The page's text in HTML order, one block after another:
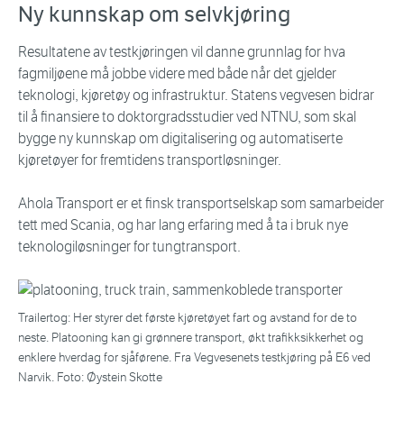
Ny kunnskap om selvkjøring
Resultatene av testkjøringen vil danne grunnlag for hva
fagmiljøene må jobbe videre med både når det gjelder
teknologi, kjøretøy og infrastruktur. Statens vegvesen bidrar
til å finansiere to doktorgradsstudier ved NTNU, som skal
bygge ny kunnskap om digitalisering og automatiserte
kjøretøyer for fremtidens transportløsninger.
Ahola Transport er et finsk transportselskap som samarbeider
tett med Scania, og har lang erfaring med å ta i bruk nye
teknologiløsninger for tungtransport.
Trailertog: Her styrer det første kjøretøyet fart og avstand for de to
neste. Platooning kan gi grønnere transport, økt trafikksikkerhet og
enklere hverdag for sjåførene. Fra Vegvesenets testkjøring på E6 ved
Narvik. Foto: Øystein Skotte